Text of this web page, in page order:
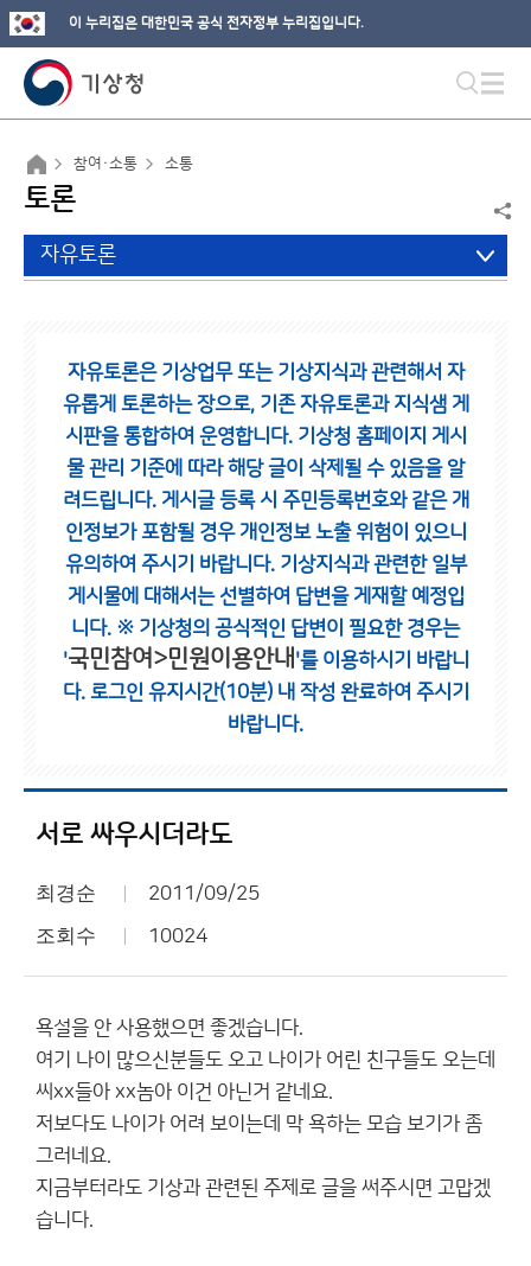
이 누리집은 대한민국 공식 전자정부 누리집입니다.
참여·소통 소통
토론
자유토론
자유토론은 기상업무 또는 기상지식과 관련해서 자
유롭게 토론하는 장으로, 기존 자유토론과 지식샘 게
시판을 통합하여 운영합니다. 기상청 홈페이지 게시
물 관리 기준에 따라 해당 글이 삭제될 수 있음을 알
려드립니다. 게시글 등록 시 주민등록번호와 같은 개
인정보가 포함될 경우 개인정보 노출 위험이 있으니
유의하여 주시기 바랍니다. 기상지식과 관련한 일부
게시물에 대해서는 선별하여 답변을 게재할 예정입
니다. ※ 기상청의 공식적인 답변이 필요한 경우는
'국민참여>민원이용안내 '를 이용하시기 바랍니
다. 로그인 유지시간(10분) 내 작성 완료하여 주시기
바랍니다.
서로 싸우시더라도
최경순 2011/09/25
조회수 10024
욕설을 안 사용했으면 좋겠습니다.
여기 나이 많으신분들도 오고 나이가 어린 친구들도 오는데
씨xx들아 xx놈아 이건 아닌거 같네요.
저보다도 나이가 어려 보이는데 막 욕하는 모습 보기가 좀
그러네요.
지금부터라도 기상과 관련된 주제로 글을 써주시면 고맙겠
습니다.